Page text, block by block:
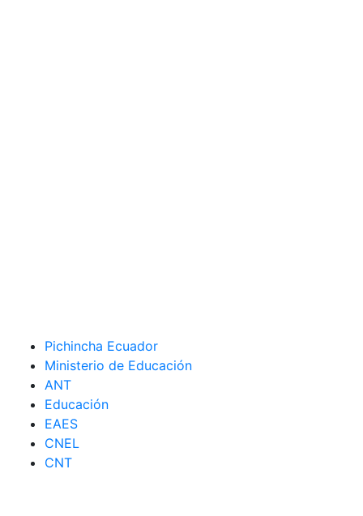
Pichincha Ecuador
Ministerio de Educación
ANT
Educación
EAES
CNEL
CNT